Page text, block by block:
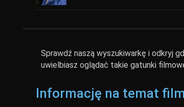
Sprawdź naszą wyszukiwarkę i odkryj
uwielbiasz oglądać takie gatunki
Informację na temat